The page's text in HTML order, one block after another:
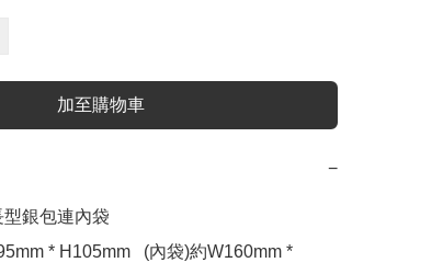
加至購物車
−
銀包連內袋
* H105mm   (內袋)約W160mm *